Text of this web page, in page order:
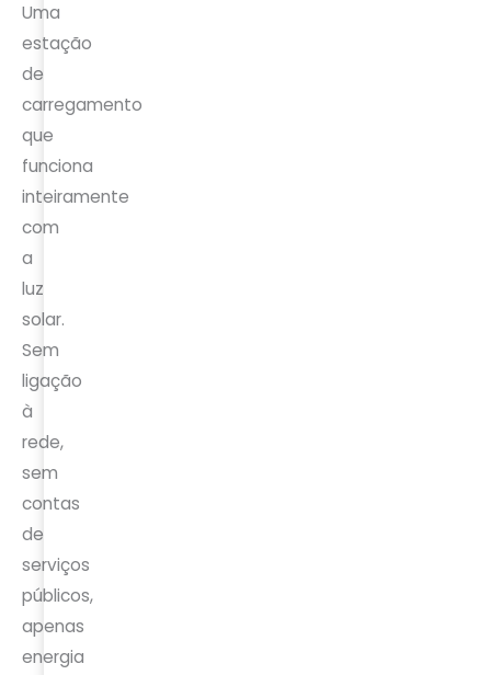
Uma
estação
de
carregamento
que
funciona
inteiramente
com
a
luz
solar.
Sem
ligação
à
rede,
sem
contas
de
serviços
públicos,
apenas
energia